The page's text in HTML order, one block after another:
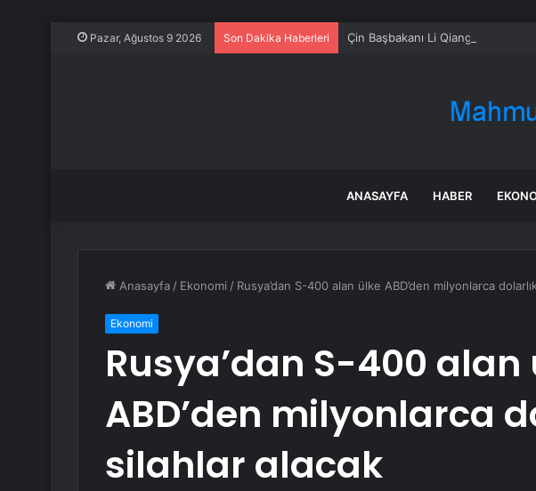
Pazar, Ağustos 9 2026 Son Dakika Haberleri Çin Başbakanı Li Qiang’dan
ANASAYFA HABER
Anasayfa / Ekonomi / Rusya’dan S-400 alan ülke ABD’den milyonlarca
Ekonomi
Rusya’dan S-400 alan
ABD’den milyonlarca
silahlar alacak